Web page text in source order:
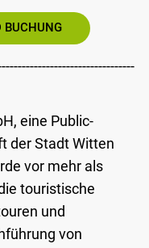
BUCHUNG
eine Public-
der Stadt Witten
vor mehr als
touristische
und
von